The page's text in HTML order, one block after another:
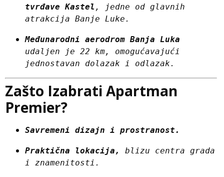
tvrđave Kastel , jedne od glavnih
atrakcija Banje Luke.
Međunarodni aerodrom Banja Luka
udaljen je 22 km, omogućavajući
jednostavan dolazak i odlazak.
Zašto Izabrati Apartman
Premier?
Savremeni dizajn i prostranost.
Praktična lokacija,
blizu centra grada
i znamenitosti.